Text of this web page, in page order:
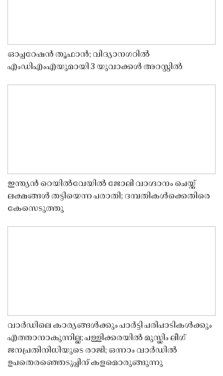
ഓപ്പറേഷൻ തൂഫാൻ; വിദ്യാനഗറിൽ
എംഡിഎംഎയുമായി 3 യുവാക്കൾ അറസ്റ്റിൽ
ഇന്ത്യൻ റെയിൽവേയിൽ ജോലി വാഗ്ദാനം ചെയ്ത്
ലക്ഷങ്ങൾ തട്ടിയെന്ന പരാതി; ദമ്പതികൾക്കെതിരെ
കേസെടുത്തു
വാർഡിലെ കാര്യങ്ങൾക്കും പാർട്ടി പരിപാടികൾക്കും
എത്താനാകുന്നില്ല; പള്ളിക്കരയിൽ മുസ്ലിം ലീഗ്
ജനപ്രതിനിധിയുടെ രാജി; ഒന്നാം വാർഡിൽ
ഉപതെരഞ്ഞെടുപ്പിന് കളമൊരുങ്ങുന്നു